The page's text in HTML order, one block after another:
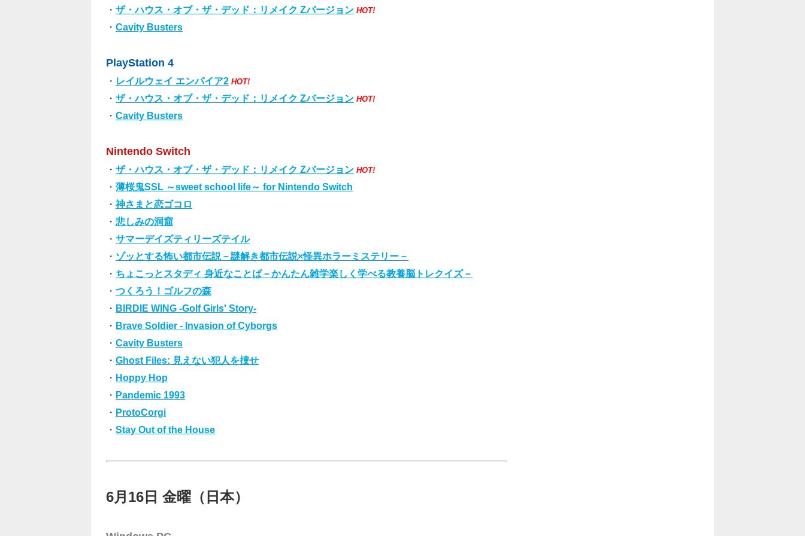
・ ザ・ハウス・オブ・ザ・デッド：リメイク Zバージョン HOT!
・ Cavity Busters
PlayStation 4
・ レイルウェイ エンパイア2 HOT!
・ ザ・ハウス・オブ・ザ・デッド：リメイク Zバージョン HOT!
・ Cavity Busters
Nintendo Switch
・ ザ・ハウス・オブ・ザ・デッド：リメイク Zバージョン HOT!
・ 薄桜鬼SSL ～sweet school life～ for Nintendo Switch
・神さまと恋ゴコロ
・ 悲しみの洞窟
・ サマーデイズティリーズテイル
・ ゾッとする怖い都市伝説－謎解き都市伝説×怪異ホラーミステリー－
・ ちょこっとスタディ 身近なことば－かんたん雑学楽しく学べる教養脳トレクイズ－
・ つくろう！ゴルフの森
・ BIRDIE WING -Golf Girls' Story-
・ Brave Soldier - Invasion of Cyborgs
・ Cavity Busters
・ Ghost Files: 見えない犯人を捜せ
・ Hoppy Hop
・ Pandemic 1993
・ ProtoCorgi
・ Stay Out of the House
6月16日 金曜（日本）